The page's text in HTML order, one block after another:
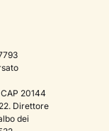
20144
Direttore
dei